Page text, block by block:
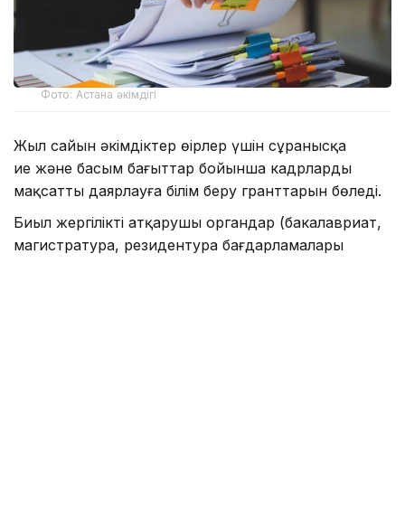
Фото: Астана әкімдігі
Жыл сайын әкімдіктер өңірлер үшін сұранысқа
ие және басым бағыттар бойынша кадрларды
мақсатты даярлауға білім беру гранттарын бөледі.
Биыл жергілікті атқарушы органдар (бакалавриат,
магистратура, резидентура бағдарламалары